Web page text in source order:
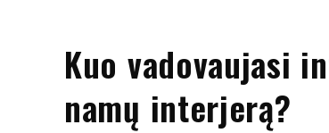
Kuo vadovaujasi
namų interjerą?